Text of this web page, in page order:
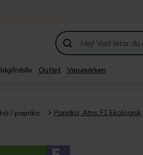
Outlet Varumärken
/ paprika Paprika, Atris F1 Ekologisk